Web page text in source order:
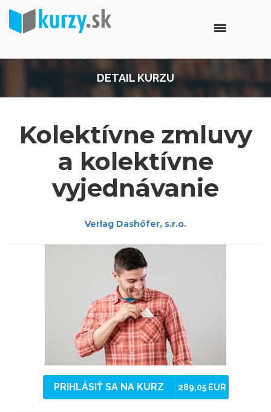
DETAIL KURZU
Kolektívne zmluvy
a kolektívne
vyjednávanie
Verlag Dashöfer, s.r.o.
PRIHLÁSIŤ SA NA KURZ 289,05 EUR